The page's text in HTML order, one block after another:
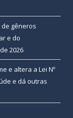
de gêneros
e do
2026
e altera a Lei Nº
e dá outras